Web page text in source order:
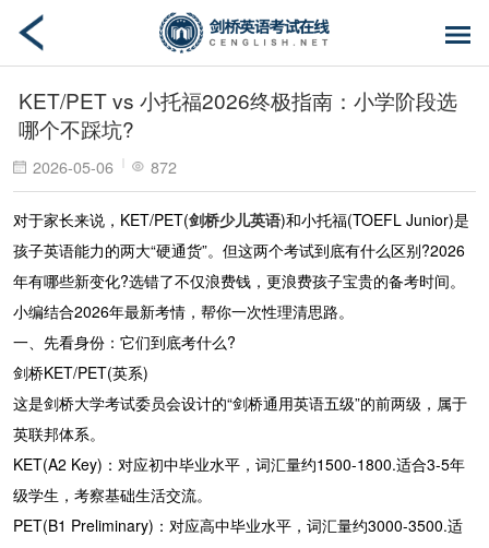
KET/PET vs 小托福2026终极指南：小学阶段选
哪个不踩坑?
2026-05-06 872
对于家长来说，KET/PET(剑桥少儿英语)和小托福(TOEFL Junior)是
孩子英语能力的两大“硬通货”。但这两个考试到底有什么区别?2026
年有哪些新变化?选错了不仅浪费钱，更浪费孩子宝贵的备考时间。
小编结合2026年最新考情，帮你一次性理清思路。
一、先看身份：它们到底考什么?
剑桥KET/PET(英系)
这是剑桥大学考试委员会设计的“剑桥通用英语五级”的前两级，属于
英联邦体系。
KET(A2 Key)：对应初中毕业水平，词汇量约1500-1800.适合3-5年
级学生，考察基础生活交流。
PET(B1 Preliminary)：对应高中毕业水平，词汇量约3000-3500.适